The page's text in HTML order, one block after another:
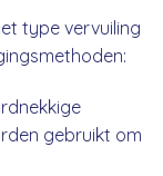
type vervuiling
gebruikt om